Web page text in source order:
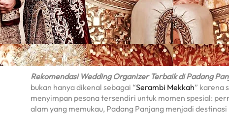
Rekomendasi Wedding Organizer Terbaik di Padang
bukan hanya dikenal sebagai “Serambi Mekkah” karena
menyimpan pesona tersendiri untuk momen spesial:
alam yang memukau, Padang Panjang menjadi